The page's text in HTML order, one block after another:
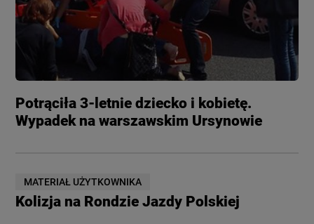
Potrąciła 3-letnie dziecko i kobietę.
Wypadek na warszawskim Ursynowie
MATERIAŁ UŻYTKOWNIKA
Kolizja na Rondzie Jazdy Polskiej